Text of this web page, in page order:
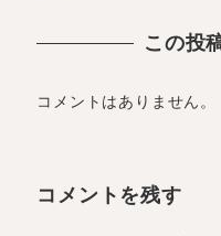
この投
コメントはありません。
コメントを残す